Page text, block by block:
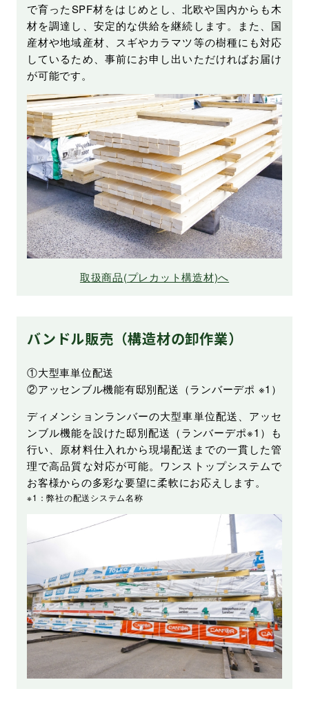
で育ったSPF材をはじめとし、北欧や国内からも木
材を調達し、安定的な供給を継続します。また、国
産材や地域産材、スギやカラマツ等の樹種にも対応
しているため、事前にお申し出いただければお届け
が可能です。
取扱商品(プレカット構造材)へ
バンドル販売（構造材の卸作業）
①大型車単位配送
②アッセンブル機能有邸別配送（ランバーデポ ※1）
ディメンションランバーの大型車単位配送、アッセ
ンブル機能を設けた邸別配送（ランバーデポ※1）も
行い、原材料仕入れから現場配送までの一貫した管
理で高品質な対応が可能。ワンストップシステムで
お客様からの多彩な要望に柔軟にお応えします。
※1：弊社の配送システム名称